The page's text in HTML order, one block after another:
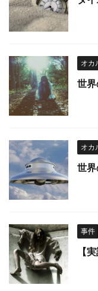
オカ
世
オカ
世
事件
【